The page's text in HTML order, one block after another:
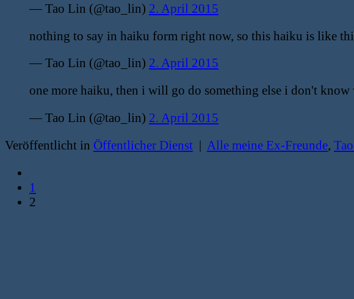
— Tao Lin (@tao_lin) 2. April 2015
nothing to say in haiku form right now, so this haiku is like
— Tao Lin (@tao_lin) 2. April 2015
one more haiku, then i will go do something else i don't know
— Tao Lin (@tao_lin) 2. April 2015
Veröffentlicht in Öffentlicher Dienst | Alle meine Ex-Freunde,
1
2